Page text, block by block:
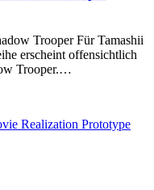
Trooper Für Tamashii
erscheint offensichtlich
Trooper.…